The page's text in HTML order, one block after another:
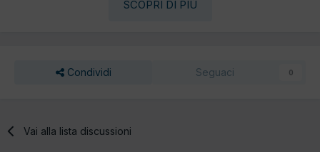
SCOPRI DI PIÙ
Condividi Seguaci 0
Vai alla lista discussioni